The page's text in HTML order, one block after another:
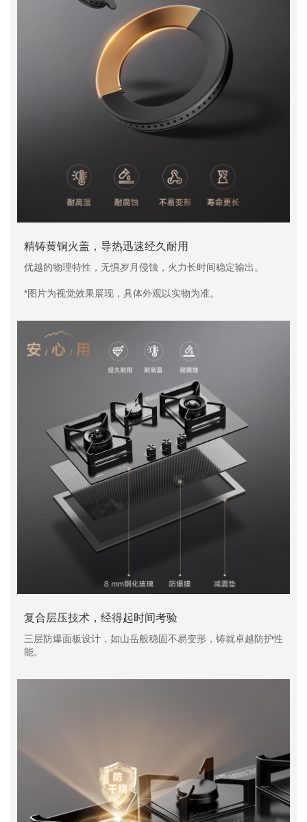
精铸黄铜火盖，导热迅速经久耐用
优越的物理特性，无惧岁月侵蚀，火力长时间稳定输出。
*图片为视觉效果展现，具体外观以实物为准。
复合层压技术，经得起时间考验
三层防爆面板设计，如山岳般稳固不易变形，铸就卓越防护性
能。